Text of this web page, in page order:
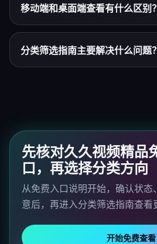
移动端和桌面端查看有什么区别？
分类筛选指南主要解决什么问题？
先核对久久视频精品
口，再选择分类方向
从免费入口说明开始，确认状态
意后，再进入分类筛选指南查看
开始免费查看